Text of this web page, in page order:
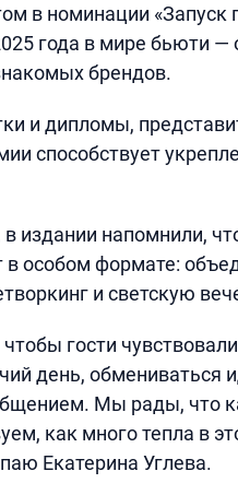
в номинации «Запуск
года в мире бьюти
брендов.
и дипломы,
способствует
издании напомнили,
в особом формате:
и светскую
гости
день, обмениваться
Мы рады, что
как много тепла в
Екатерина Углева.